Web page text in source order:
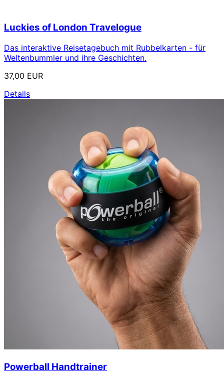
Luckies of London Travelogue
Das interaktive Reisetagebuch mit Rubbelkarten - für
Weltenbummler und ihre Geschichten.
37,00 EUR
Details
Powerball Handtrainer